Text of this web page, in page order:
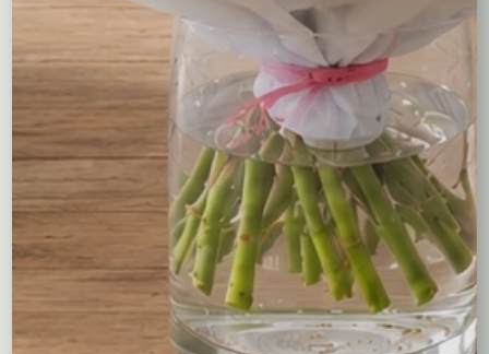
Flower boxy – kwiaty w pudełkach
Kosze kwiatowe
Balony
Tulipany
Kosze upominkowe
Wianki na wieczory panieńskie i nie tylko…
Wielkanoc
Wieńce i wiązanki pogrzebowe
Dekoracje na groby
Torty kwiatowe
Ogródek i balkon